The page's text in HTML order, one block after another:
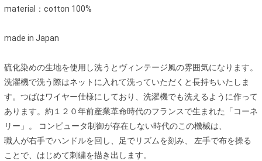
material：cotton 100%
made in Japan
硫化染めの生地を使用し洗うとヴィンテージ風の雰囲気になります。
洗濯機で洗う際はネットに入れて洗っていただくと長持ちいたしま
す。つばはワイヤー仕様にしており、洗濯機でも洗えるように作って
あります。約１２０年前産業革命時代のフランスで生まれた「コーネ
リー」。 コンピュータ制御が存在しない時代のこの機械は、
職人が右手でハンドルを回し、足でリズムを刻み、 左手で布を操る
ことで、はじめて刺繍を描き出します。